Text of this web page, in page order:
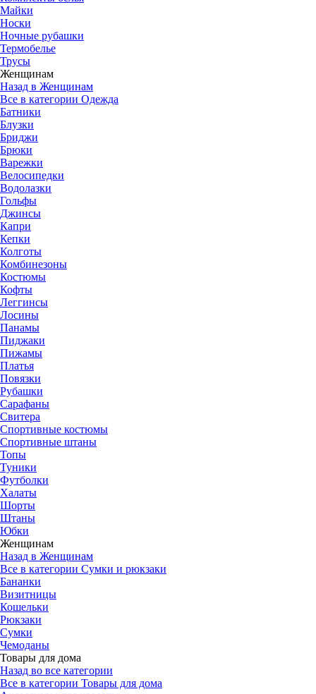
Майки
Носки
Ночные рубашки
Термобелье
Трусы
Женщинам
Назад в Женщинам
Все в категории Одежда
Батники
Блузки
Бриджи
Брюки
Варежки
Велосипедки
Водолазки
Гольфы
Джинсы
Капри
Кепки
Колготы
Комбинезоны
Костюмы
Кофты
Леггинсы
Лосины
Панамы
Пиджаки
Пижамы
Платья
Повязки
Рубашки
Сарафаны
Свитера
Спортивные костюмы
Спортивные штаны
Топы
Туники
Футболки
Халаты
Шорты
Штаны
Юбки
Женщинам
Назад в Женщинам
Все в категории Сумки и рюкзаки
Бананки
Визитницы
Кошельки
Рюкзаки
Сумки
Чемоданы
Товары для дома
Назад во все категории
Все в категории Товары для дома